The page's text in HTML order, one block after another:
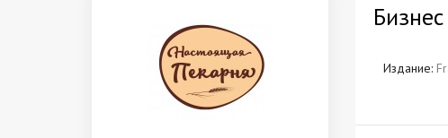
Издание: